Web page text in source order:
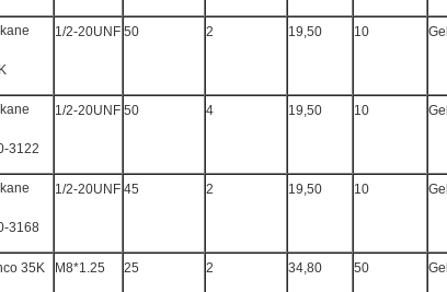
1/2-20UNF 50 2 19,50 10
3122
1/2-20UNF 50 4 19,50 10
3168
1/2-20UNF 45 2 19,50 10
35K M8*1.25 25 2 34,80 50